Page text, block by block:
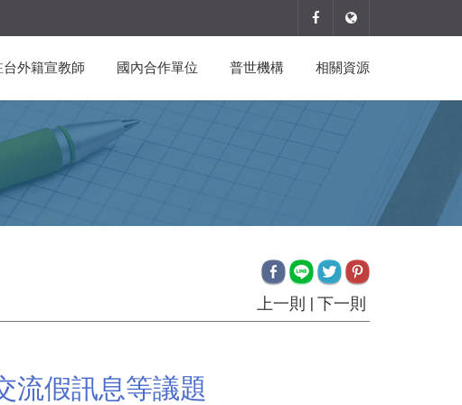
台外籍宣教師 國內合作單位 普世機構 相關資源
上一則 | 下一則
流假訊息等議題